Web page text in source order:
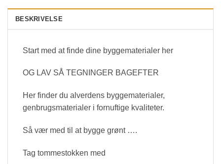
BESKRIVELSE
Start med at finde dine byggematerialer her
OG LAV SÅ TEGNINGER BAGEFTER
Her finder du alverdens byggematerialer,
genbrugsmaterialer i fornuftige kvaliteter.
Så vær med til at bygge grønt ….
Tag tommestokken med